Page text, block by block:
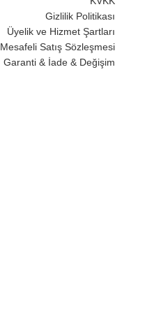
Gizlilik Politikası
Üyelik ve Hizmet Şartları
Mesafeli Satış Sözleşmesi
Garanti & İade & Değişim